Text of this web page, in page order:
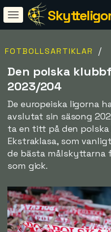
FOTBOLLSARTIKLAR /
Den polska
2023/204
De europeiska ligorna
avslutat sin säsong
ta en titt på den
Ekstraklasa, som
de bästa målskyttarna
som gick.